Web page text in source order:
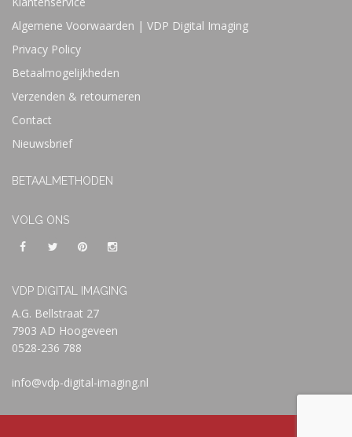
Algemene Voorwaarden | VDP Digital Imaging
Privacy Policy
Betaalmogelijkheden
Verzenden & retourneren
Contact
Nieuwsbrief
BETAALMETHODEN
VOLG ONS
VDP DIGITAL IMAGING
A.G. Bellstraat 27
7903 AD Hoogeveen
0528-236 788
info@vdp-digital-imaging.nl